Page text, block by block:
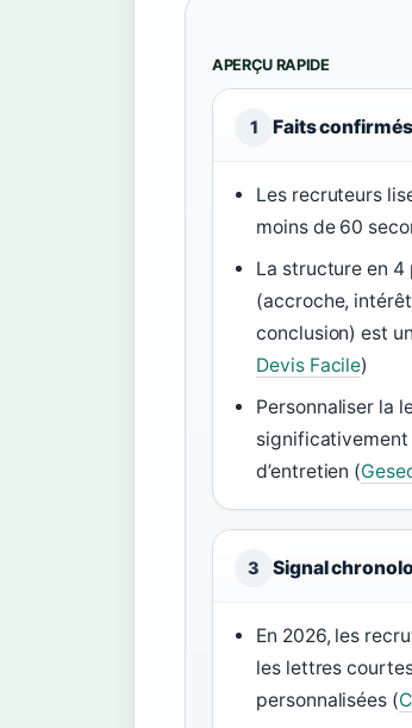
APERÇU RAPIDE
1 Faits confirmés
Les recruteurs
moins de 60
La structure en 4
(accroche,
conclusion) est
Devis Facile)
Personnaliser la
significativement
d’entretien (
3 Signal
En 2026, les
les lettres
personnalisées (